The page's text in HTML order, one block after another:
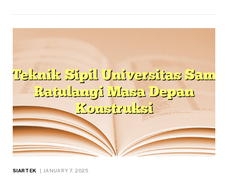
SIARTEK JANUARY 7, 2025